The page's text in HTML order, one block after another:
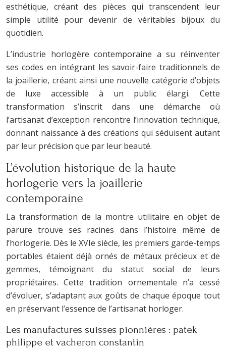
esthétique, créant des pièces qui transcendent leur
simple utilité pour devenir de véritables bijoux du
quotidien.
L’industrie horlogère contemporaine a su réinventer
ses codes en intégrant les savoir-faire traditionnels de
la joaillerie, créant ainsi une nouvelle catégorie d’objets
de luxe accessible à un public élargi. Cette
transformation s’inscrit dans une démarche où
l’artisanat d’exception rencontre l’innovation technique,
donnant naissance à des créations qui séduisent autant
par leur précision que par leur beauté.
L’évolution historique de la haute
horlogerie vers la joaillerie
contemporaine
La transformation de la montre utilitaire en objet de
parure trouve ses racines dans l’histoire même de
l’horlogerie. Dès le XVIe siècle, les premiers garde-temps
portables étaient déjà ornés de métaux précieux et de
gemmes, témoignant du statut social de leurs
propriétaires. Cette tradition ornementale n’a cessé
d’évoluer, s’adaptant aux goûts de chaque époque tout
en préservant l’essence de l’artisanat horloger.
Les manufactures suisses pionnières : patek
philippe et vacheron constantin